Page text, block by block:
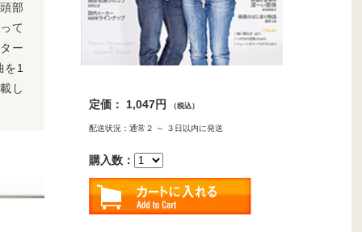
定価： 1,047円 （税込）
配送状況：通常２ ～ ３日以内に発送
購入数：
部
て
ー
を 1
し